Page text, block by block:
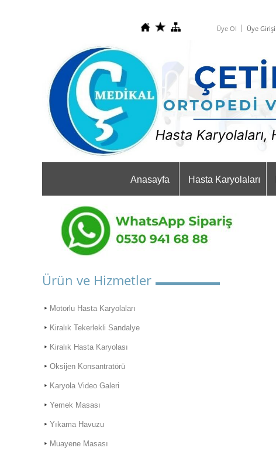
Üye Ol Üye Girişi
Anasayfa Hasta Karyolaları
Ürün ve Hizmetler
Motorlu Hasta Karyolaları
Kiralık Tekerlekli Sandalye
Kiralık Hasta Karyolası
Oksijen Konsantratörü
Karyola Video Galeri
Yemek Masası
Yıkama Havuzu
Muayene Masası